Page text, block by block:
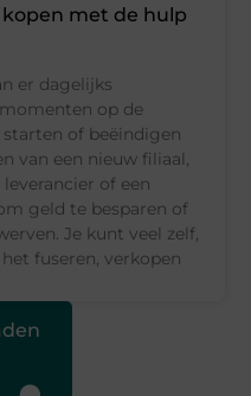
met de hulp
er dagelijks
op de
of beëindigen
van een nieuw filiaal,
of een
geld te besparen of
Je kunt veel zelf,
fuseren, verkopen